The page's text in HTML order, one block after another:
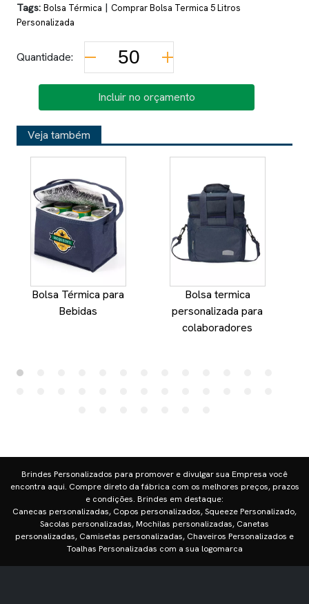
Tags: Bolsa Térmica | Comprar Bolsa Termica 5 Litros
Personalizada
Quantidade:
Incluir no orçamento
Veja também
Bolsa Térmica para
Bebidas
Bolsa termica
personalizada para
colaboradores
Brindes Personalizados para promover e divulgar sua Empresa você
encontra aqui. Compre direto da fábrica com os melhores preços, prazos
e condições. Brindes em destaque:
Canecas personalizadas, Copos personalizados, Squeeze Personalizado,
Sacolas personalizadas, Mochilas personalizadas, Canetas
personalizadas, Camisetas personalizadas, Chaveiros Personalizados e
Toalhas Personalizadas com a sua logomarca